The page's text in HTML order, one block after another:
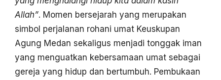
Allah”. Momen bersejarah yang merupakan
simbol perjalanan rohani umat Keuskupan
Agung Medan sekaligus menjadi tonggak iman
yang menguatkan kebersamaan umat sebagai
gereja yang hidup dan bertumbuh. Pembukaan